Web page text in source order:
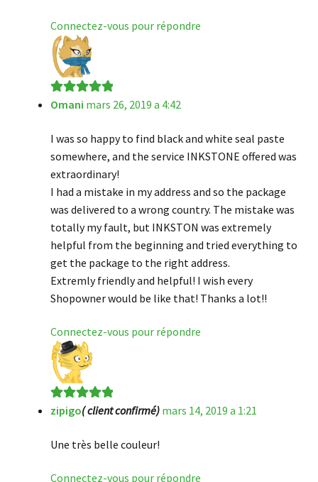
Connectez-vous pour répondre
Note5sur 5
Omani mars 26, 2019 a 4:42
I was so happy to find black and white seal paste
somewhere, and the service INKSTONE offered was
extraordinary!
I had a mistake in my address and so the package
was delivered to a wrong country. The mistake was
totally my fault, but INKSTON was extremely
helpful from the beginning and tried everything to
get the package to the right address.
Extremly friendly and helpful! I wish every
Shopowner would be like that! Thanks a lot!!
Connectez-vous pour répondre
Note5sur 5
zipigo( client confirmé) mars 14, 2019 a 1:21
Une très belle couleur!
Connectez-vous pour répondre